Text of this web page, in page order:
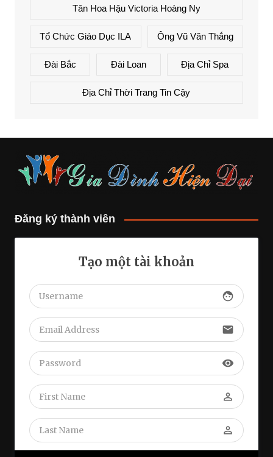
Tân Hoa Hậu Victoria Hoàng Ny
Tổ Chức Giáo Dục ILA Ông Vũ Văn Thắng
Đài Bắc Đài Loan Địa Chỉ Spa
Địa Chỉ Thời Trang Tin Cậy
Đăng ký thành viên
Tạo một tài khoản
face
email
visibility
perm_identity
perm_identity